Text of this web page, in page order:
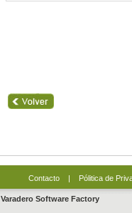
Contacto| Pólitica de
Varadero Software Factory